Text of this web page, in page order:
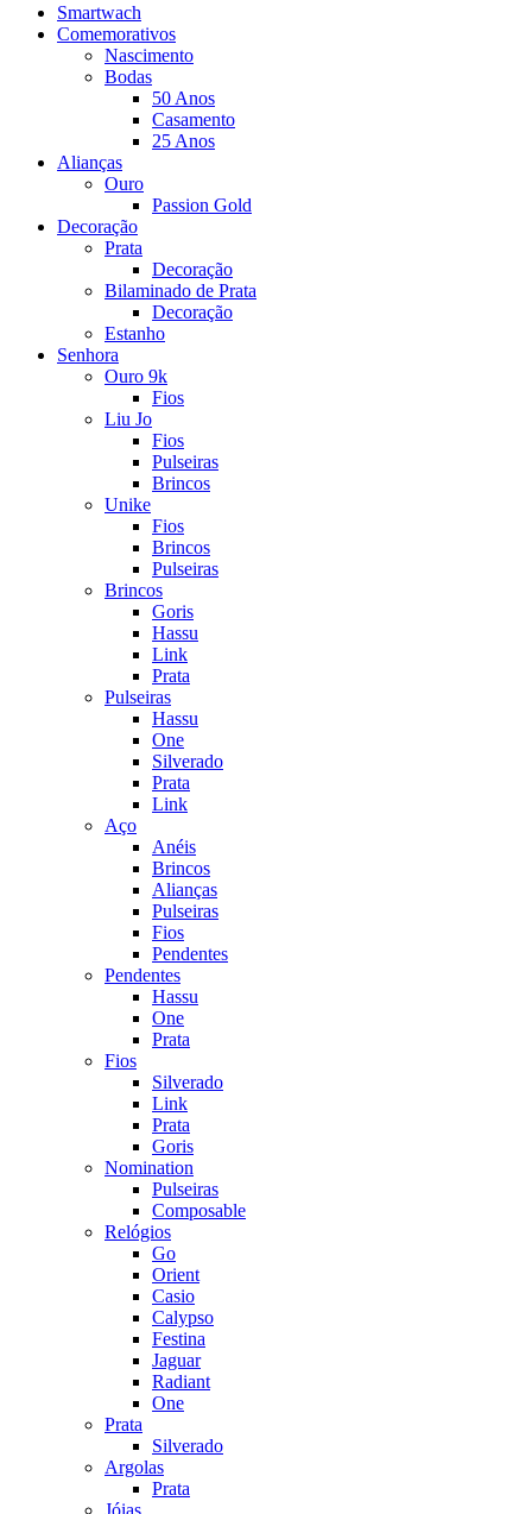
Smartwach
Comemorativos
Nascimento
Bodas
50 Anos
Casamento
25 Anos
Alianças
Ouro
Passion Gold
Decoração
Prata
Decoração
Bilaminado de Prata
Decoração
Estanho
Senhora
Ouro 9k
Fios
Liu Jo
Fios
Pulseiras
Brincos
Unike
Fios
Brincos
Pulseiras
Brincos
Goris
Hassu
Link
Prata
Pulseiras
Hassu
One
Silverado
Prata
Link
Aço
Anéis
Brincos
Alianças
Pulseiras
Fios
Pendentes
Pendentes
Hassu
One
Prata
Fios
Silverado
Link
Prata
Goris
Nomination
Pulseiras
Composable
Relógios
Go
Orient
Casio
Calypso
Festina
Jaguar
Radiant
One
Prata
Silverado
Argolas
Prata
Jóias